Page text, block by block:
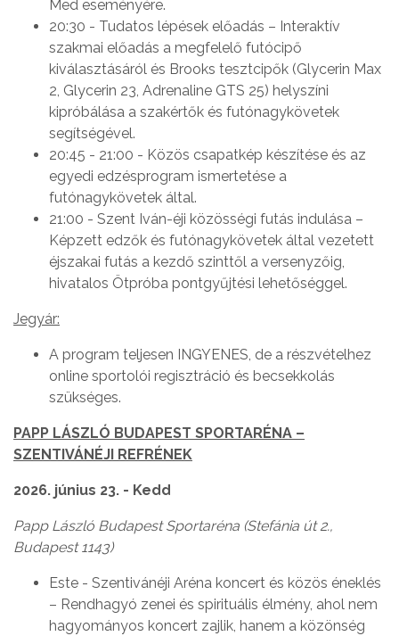
Med eseményére.
20:30 - Tudatos lépések előadás – Interaktív
szakmai előadás a megfelelő futócipő
kiválasztásáról és Brooks tesztcipők (Glycerin Max
2, Glycerin 23, Adrenaline GTS 25) helyszíni
kipróbálása a szakértők és futónagykövetek
segítségével.
20:45 - 21:00 - Közös csapatkép készítése és az
egyedi edzésprogram ismertetése a
futónagykövetek által.
21:00 - Szent Iván-éji közösségi futás indulása –
Képzett edzők és futónagykövetek által vezetett
éjszakai futás a kezdő szinttől a versenyzőig,
hivatalos Ötpróba pontgyűjtési lehetőséggel.
Jegyár:
A program teljesen INGYENES, de a részvételhez
online sportolói regisztráció és becsekkolás
szükséges.
PAPP LÁSZLÓ BUDAPEST SPORTARÉNA –
SZENTIVÁNÉJI REFRÉNEK
2026. június 23. - Kedd
Papp László Budapest Sportaréna (Stefánia út 2.,
Budapest 1143)
Este - Szentivánéji Aréna koncert és közös éneklés
– Rendhagyó zenei és spirituális élmény, ahol nem
hagyományos koncert zajlik, hanem a közönség